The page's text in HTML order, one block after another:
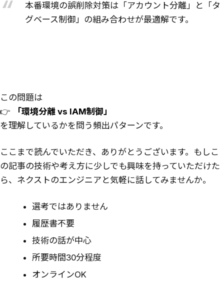
本番環境の誤削除対策は「アカウント分離」と「タ
グベース制御」の組み合わせが最適解です。
この問題は
👉
「環境分離 vs IAM制御」
を理解しているかを問う頻出パターンです。
ここまで読んでいただき、ありがとうございます。もしこ
の記事の技術や考え方に少しでも興味を持っていただけた
ら、ネクストのエンジニアと気軽に話してみませんか。
選考ではありません
履歴書不要
技術の話が中心
所要時間30分程度
オンラインOK